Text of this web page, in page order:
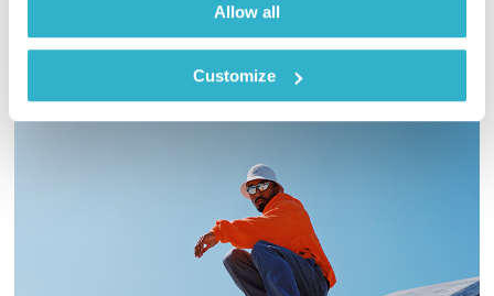
Allow all
Customize